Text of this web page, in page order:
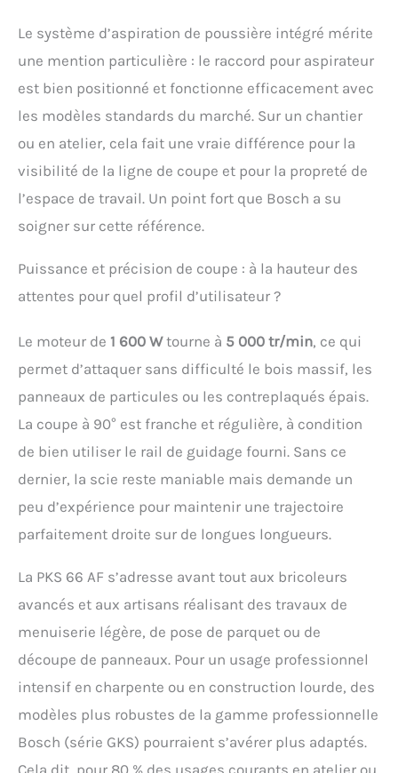
Le système d’aspiration de poussière intégré mérite
une mention particulière : le raccord pour aspirateur
est bien positionné et fonctionne efficacement avec
les modèles standards du marché. Sur un chantier
ou en atelier, cela fait une vraie différence pour la
visibilité de la ligne de coupe et pour la propreté de
l’espace de travail. Un point fort que Bosch a su
soigner sur cette référence.
Puissance et précision de coupe : à la hauteur des
attentes pour quel profil d’utilisateur ?
Le moteur de 1 600 Wtourne à 5 000 tr/min, ce qui
permet d’attaquer sans difficulté le bois massif, les
panneaux de particules ou les contreplaqués épais.
La coupe à 90° est franche et régulière, à condition
de bien utiliser le rail de guidage fourni. Sans ce
dernier, la scie reste maniable mais demande un
peu d’expérience pour maintenir une trajectoire
parfaitement droite sur de longues longueurs.
La PKS 66 AF s’adresse avant tout aux bricoleurs
avancés et aux artisans réalisant des travaux de
menuiserie légère, de pose de parquet ou de
découpe de panneaux. Pour un usage professionnel
intensif en charpente ou en construction lourde, des
modèles plus robustes de la gamme professionnelle
Bosch (série GKS) pourraient s’avérer plus adaptés.
Cela dit, pour 80 % des usages courants en atelier ou